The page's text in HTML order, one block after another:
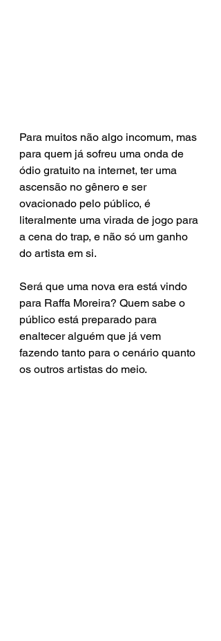
Para muitos não algo incomum, mas
para quem já sofreu uma onda de
ódio gratuito na internet, ter uma
ascensão no gênero e ser
ovacionado pelo público, é
literalmente uma virada de jogo para
a cena do trap, e não só um ganho
do artista em si.
Será que uma nova era está vindo
para Raffa Moreira? Quem sabe o
público está preparado para
enaltecer alguém que já vem
fazendo tanto para o cenário quanto
os outros artistas do meio.